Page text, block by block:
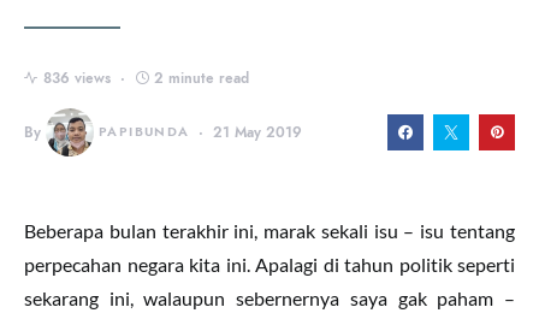
836 views 2 minute read
By PAPIBUNDA 21 May 2019
Beberapa bulan terakhir ini, marak sekali isu – isu tentang
perpecahan negara kita ini. Apalagi di tahun politik seperti
sekarang ini, walaupun sebernernya saya gak paham –